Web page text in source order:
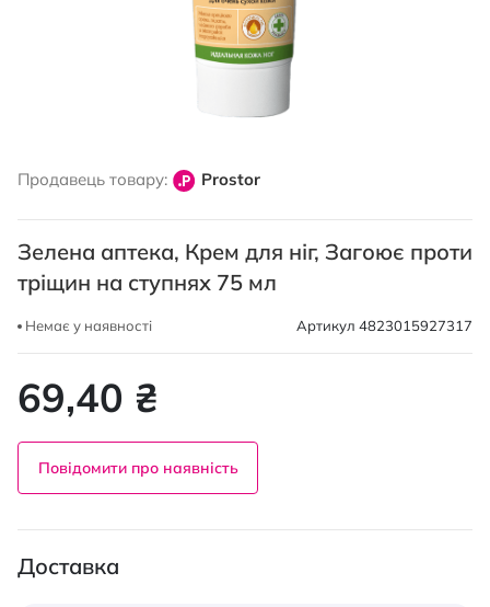
початку
зображень
Продавець товару: Prostor
Зелена аптека, Крем для ніг, Загоює проти
тріщин на ступнях 75 мл
Немає у наявності Артикул 4823015927317
69,40 ₴
Повідомити про наявність
Доставка